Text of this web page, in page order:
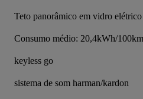
Teto panorâmico em vidro elétrico
Consumo médio: 20,4kWh/
keyless go
sistema de som harman/kardon